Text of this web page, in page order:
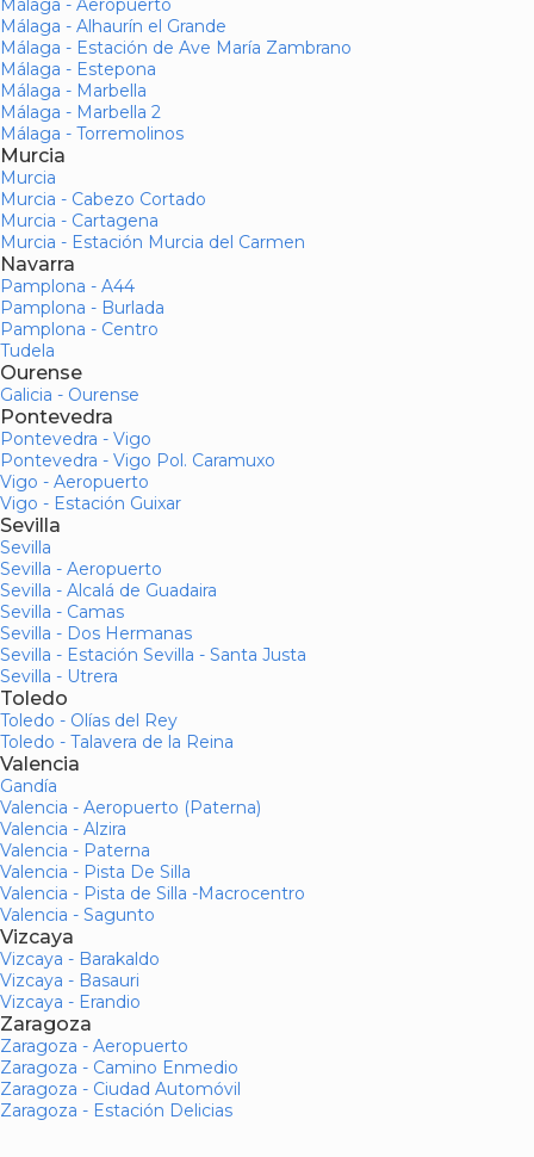
Málaga - Aeropuerto
Málaga - Alhaurín el Grande
Málaga - Estación de Ave María Zambrano
Málaga - Estepona
Málaga - Marbella
Málaga - Marbella 2
Málaga - Torremolinos
Murcia
Murcia
Murcia - Cabezo Cortado
Murcia - Cartagena
Murcia - Estación Murcia del Carmen
Navarra
Pamplona - A44
Pamplona - Burlada
Pamplona - Centro
Tudela
Ourense
Galicia - Ourense
Pontevedra
Pontevedra - Vigo
Pontevedra - Vigo Pol. Caramuxo
Vigo - Aeropuerto
Vigo - Estación Guixar
Sevilla
Sevilla
Sevilla - Aeropuerto
Sevilla - Alcalá de Guadaira
Sevilla - Camas
Sevilla - Dos Hermanas
Sevilla - Estación Sevilla - Santa Justa
Sevilla - Utrera
Toledo
Toledo - Olías del Rey
Toledo - Talavera de la Reina
Valencia
Gandía
Valencia - Aeropuerto (Paterna)
Valencia - Alzira
Valencia - Paterna
Valencia - Pista De Silla
Valencia - Pista de Silla -Macrocentro
Valencia - Sagunto
Vizcaya
Vizcaya - Barakaldo
Vizcaya - Basauri
Vizcaya - Erandio
Zaragoza
Zaragoza - Aeropuerto
Zaragoza - Camino Enmedio
Zaragoza - Ciudad Automóvil
Zaragoza - Estación Delicias